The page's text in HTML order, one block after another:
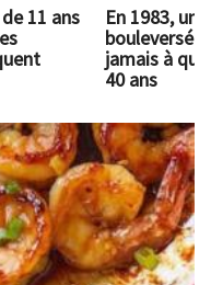
11 ans
En 1983, un
bouleversé
jamais à
40 ans